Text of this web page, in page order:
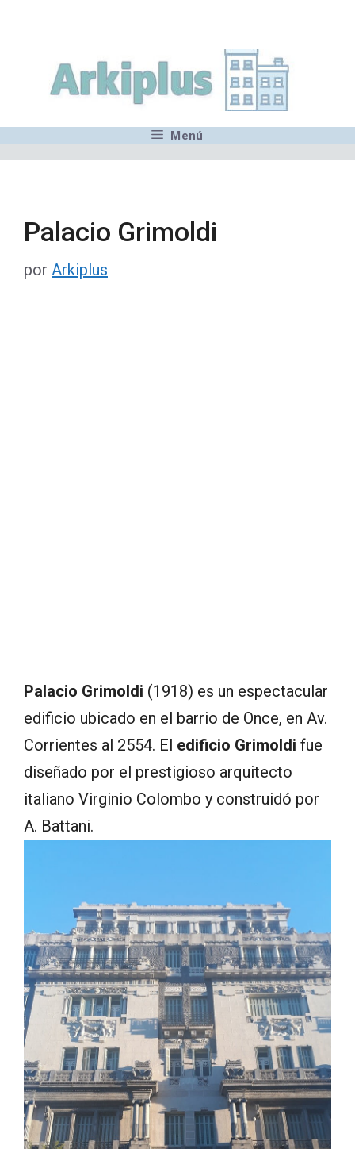
contenido
Menú
Palacio Grimoldi
por Arkiplus
Palacio Grimoldi (1918) es un espectacular
edificio ubicado en el barrio de Once, en Av.
Corrientes al 2554. El edificio Grimoldi fue
diseñado por el prestigioso arquitecto
italiano Virginio Colombo y construidó por
A. Battani.